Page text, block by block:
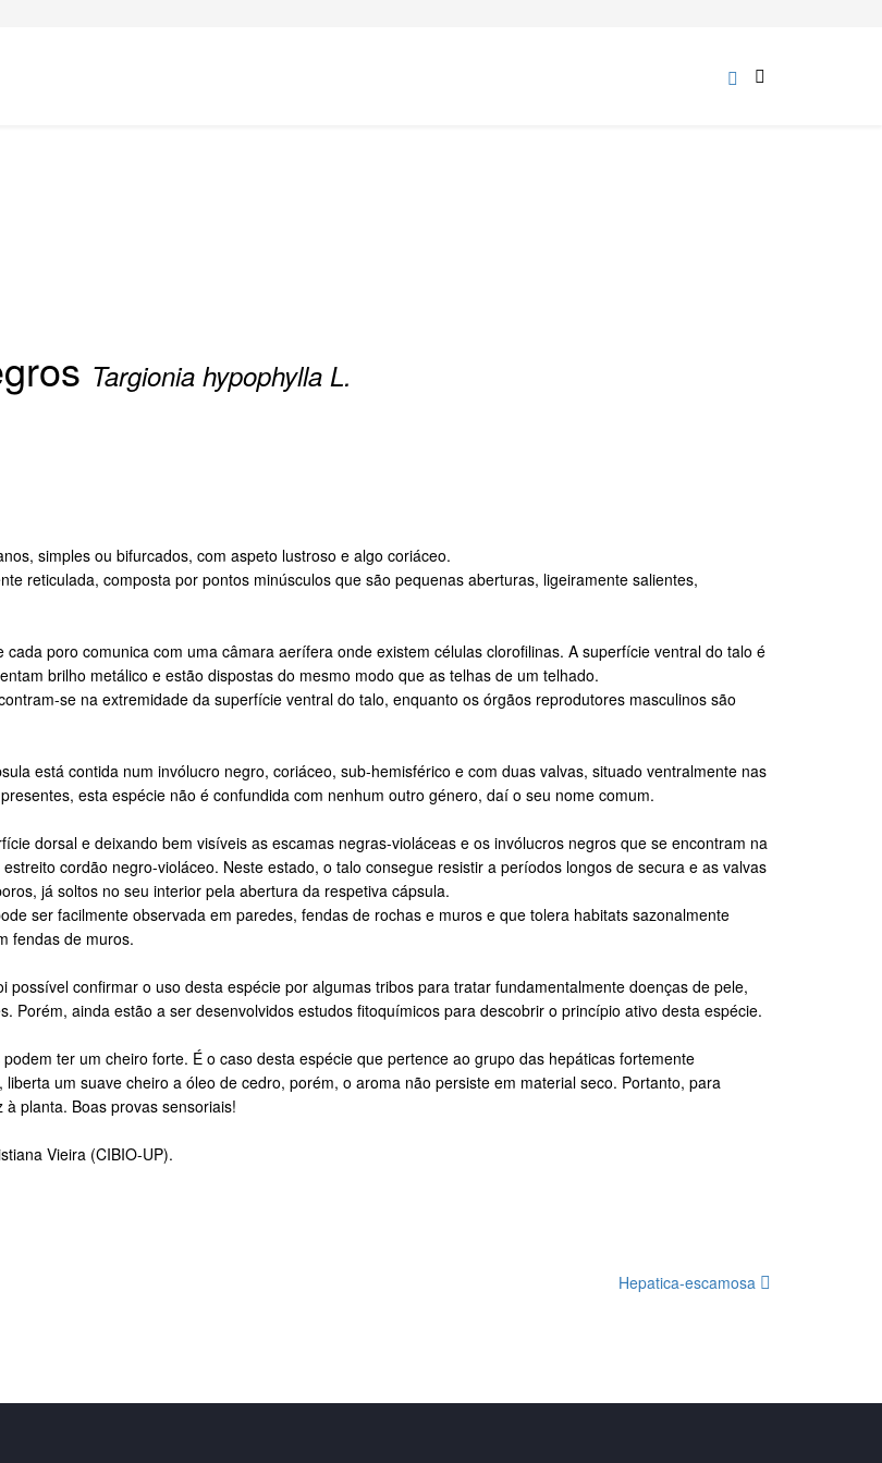
Targionia hypophylla L.
simples ou bifurcados, com aspeto lustroso e algo coriáceo.
reticulada, composta por pontos minúsculos que são pequenas aberturas, ligeiramente salientes,
poro comunica com uma câmara aerífera onde existem células clorofilinas. A superfície ventral do talo é
brilho metálico e estão dispostas do mesmo modo que as telhas de um telhado.
se na extremidade da superfície ventral do talo, enquanto os órgãos reprodutores masculinos são
está contida num invólucro negro, coriáceo, sub-hemisférico e com duas valvas, situado ventralmente nas
esta espécie não é confundida com nenhum outro género, daí o seu nome comum.
dorsal e deixando bem visíveis as escamas negras-violáceas e os invólucros negros que se encontram na
cordão negro-violáceo. Neste estado, o talo consegue resistir a períodos longos de secura e as valvas
já soltos no seu interior pela abertura da respetiva cápsula.
ser facilmente observada em paredes, fendas de rochas e muros e que tolera habitats sazonalmente
fendas de muros.
confirmar o uso desta espécie por algumas tribos para tratar fundamentalmente doenças de pele,
Porém, ainda estão a ser desenvolvidos estudos fitoquímicos para descobrir o princípio ativo desta espécie.
ter um cheiro forte. É o caso desta espécie que pertence ao grupo das hepáticas fortemente
um suave cheiro a óleo de cedro, porém, o aroma não persiste em material seco. Portanto, para
planta. Boas provas sensoriais!
Vieira (CIBIO-UP).
Hepatica-escamosa